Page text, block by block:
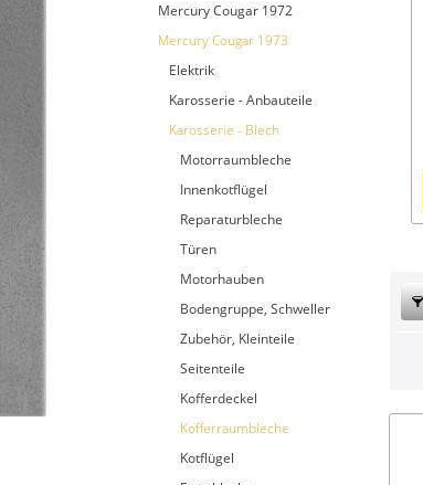
Mercury Cougar 1972
Mercury Cougar 1973
Elektrik
Karosserie - Anbauteile
Karosserie - Blech
Motorraumbleche
Innenkotflügel
Reparaturbleche
Türen
Motorhauben
Bodengruppe, Schweller
Zubehör, Kleinteile
Seitenteile
Kofferdeckel
Kofferraumbleche
Kotflügel